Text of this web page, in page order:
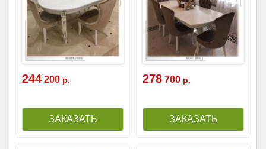
244 200 р. 278 700 р.